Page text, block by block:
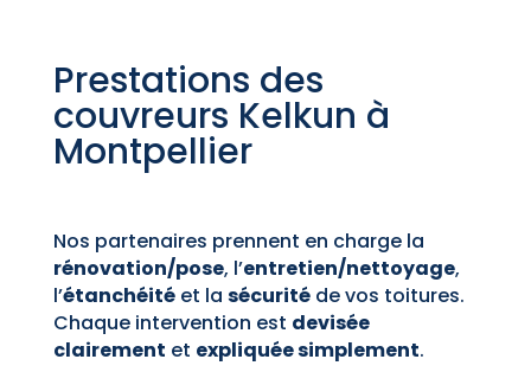
Prestations des
couvreurs Kelkun à
Montpellier
Nos partenaires prennent en charge la
rénovation/pose, l’entretien/nettoyage,
l’étanchéitéet la sécuritéde vos toitures.
Chaque intervention est devisée
clairement et expliquée simplement.